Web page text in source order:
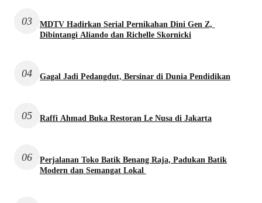
03
MDTV Hadirkan Serial Pernikahan Dini Gen Z,
Dibintangi Aliando dan Richelle Skornicki
04 Gagal Jadi Pedangdut, Bersinar di Dunia Pendidikan
05 Raffi Ahmad Buka Restoran Le Nusa di Jakarta
06
Perjalanan Toko Batik Benang Raja, Padukan Batik
Modern dan Semangat Lokal